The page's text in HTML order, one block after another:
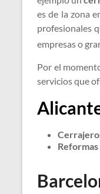
es de la zona
profesionales
empresas o
Por el
servicios que